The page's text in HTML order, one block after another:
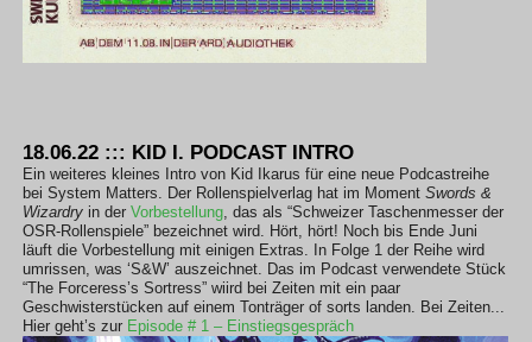
18.06.22 ::: KID I. PODCAST INTRO
Ein weiteres kleines Intro von Kid Ikarus für eine neue Podcastreihe
bei System Matters. Der Rollenspielverlag hat im MomentSwords &
Wizardry in derVorbestellung , das als “Schweizer Taschenmesser der
OSR-Rollenspiele” bezeichnet wird. Hört, hört! Noch bis Ende Juni
läuft die Vorbestellung mit einigen Extras. In Folge 1 der Reihe wird
umrissen, was ‘S&W’ auszeichnet. Das im Podcast verwendete Stück
“The Forceress’s Sortress” wiird bei Zeiten mit ein paar
Geschwisterstücken auf einem Tonträger of sorts landen. Bei Zeiten...
Hier geht’s zur Episode # 1 – Einstiegsgespräch